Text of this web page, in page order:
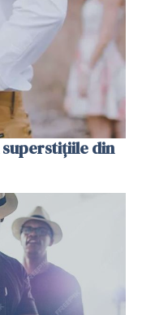
superstițiile din